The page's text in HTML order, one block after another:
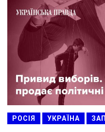
РОСІЯ УКРАЇНА